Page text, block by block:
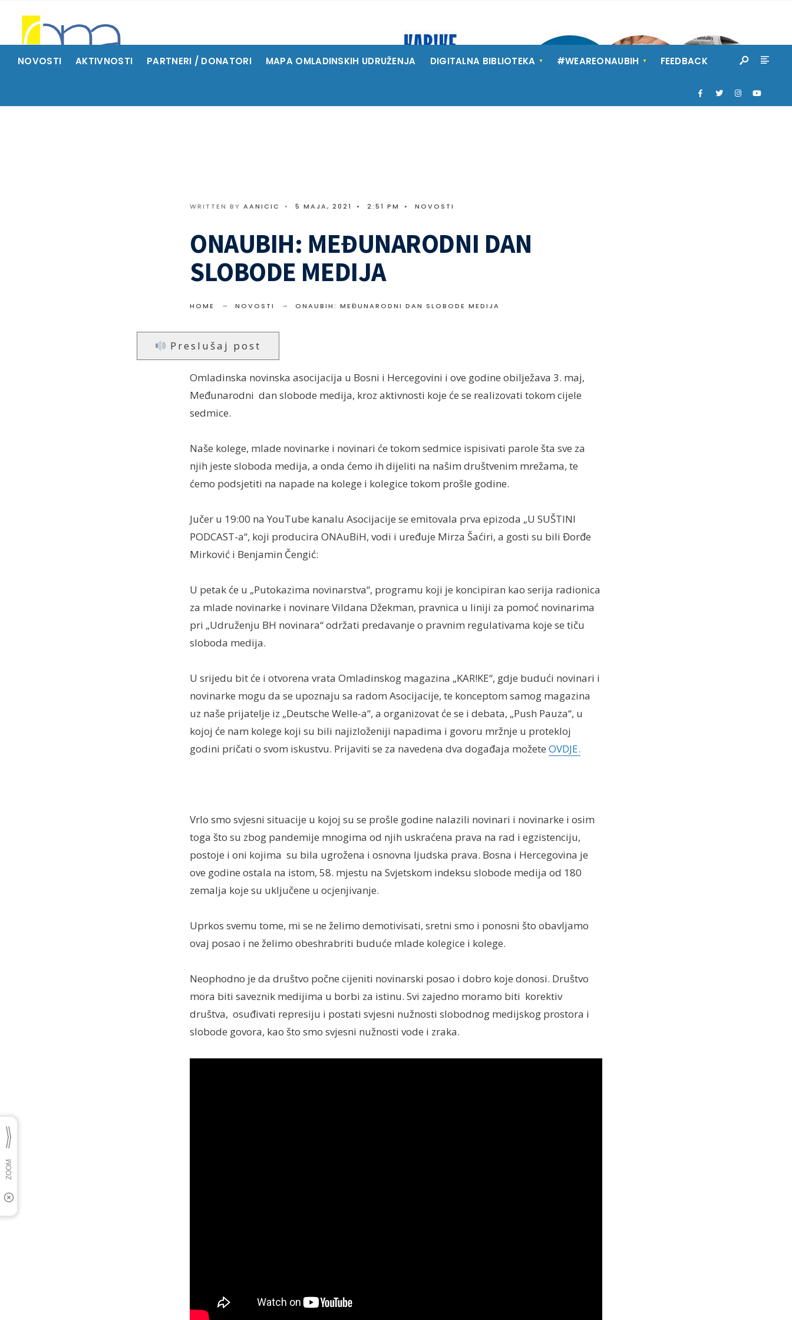
NOVOSTI AKTIVNOSTI PARTNERI / DONATORI MAPA OMLADINSKIH UDRUŽENJA DIGITALNA BIBLIOTEKA #WEAREONAUBIH FEEDBACK
WRITTEN BY AANICIC • 5 MAJA, 2021 • 2:51 PM • NOVOSTI
ONAUBIH: MEĐUNARODNI DAN
SLOBODE MEDIJA
HOME NOVOSTI ONAUBIH: MEĐUNARODNI DAN SLOBODE MEDIJA
Preslušaj post
Omladinska novinska asocijacija u Bosni i Hercegovini i ove godine obilježava 3. maj,
Međunarodni dan slobode medija, kroz aktivnosti koje će se realizovati tokom cijele
sedmice.
Naše kolege, mlade novinarke i novinari će tokom sedmice ispisivati parole šta sve za
njih jeste sloboda medija, a onda ćemo ih dijeliti na našim društvenim mrežama, te
ćemo podsjetiti na napade na kolege i kolegice tokom prošle godine.
Jučer u 19:00 na YouTube kanalu Asocijacije se emitovala prva epizoda „U SUŠTINI
PODCAST-a“, koji producira ONAuBiH, vodi i uređuje Mirza Šaćiri, a gosti su bili Đorđe
Mirković i Benjamin Čengić:
U petak će u „Putokazima novinarstva“, programu koji je koncipiran kao serija radionica
za mlade novinarke i novinare Vildana Džekman, pravnica u liniji za pomoć novinarima
pri „Udruženju BH novinara“ održati predavanje o pravnim regulativama koje se tiču
sloboda medija.
U srijedu bit će i otvorena vrata Omladinskog magazina „KAR!KE“, gdje budući novinari i
novinarke mogu da se upoznaju sa radom Asocijacije, te konceptom samog magazina
uz naše prijatelje iz „Deutsche Welle-a“, a organizovat će se i debata, „Push Pauza“, u
kojoj će nam kolege koji su bili najizloženiji napadima i govoru mržnje u protekloj
godini pričati o svom iskustvu. Prijaviti se za navedena dva događaja možete OVDJE.
Vrlo smo svjesni situacije u kojoj su se prošle godine nalazili novinari i novinarke i osim
toga što su zbog pandemije mnogima od njih uskraćena prava na rad i egzistenciju,
postoje i oni kojima su bila ugrožena i osnovna ljudska prava. Bosna i Hercegovina je
ove godine ostala na istom, 58. mjestu na Svjetskom indeksu slobode medija od 180
zemalja koje su uključene u ocjenjivanje.
Uprkos svemu tome, mi se ne želimo demotivisati, sretni smo i ponosni što obavljamo
ovaj posao i ne želimo obeshrabriti buduće mlade kolegice i kolege.
Neophodno je da društvo počne cijeniti novinarski posao i dobro koje donosi. Društvo
mora biti saveznik medijima u borbi za istinu. Svi zajedno moramo biti korektiv
društva, osuđivati represiju i postati svjesni nužnosti slobodnog medijskog prostora i
slobode govora, kao što smo svjesni nužnosti vode i zraka.